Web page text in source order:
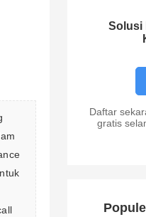
Solusi
Daftar
gratis